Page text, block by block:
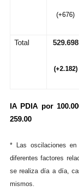
(+676)
Total 529.698
(+2.182)
IA PDIA por
259.00
* Las oscilaciones
diferentes factores
se realiza día a día,
mismos.